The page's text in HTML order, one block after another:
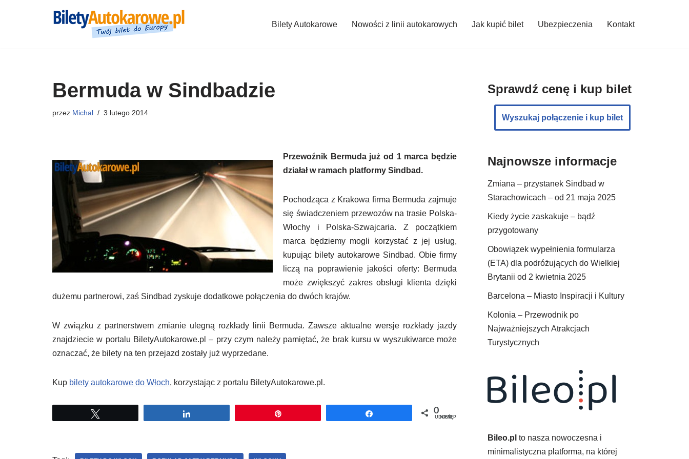
Bilety Autokarowe Nowości z linii autokarowych Jak kupić bilet Ubezpieczenia Kontakt
Bermuda w Sindbadzie
przez Michal 3 lutego 2014
Przewoźnik Bermuda już od 1 marca będzie
działał w ramach platformy Sindbad.
Pochodząca z Krakowa firma Bermuda zajmuje
się świadczeniem przewozów na trasie Polska-
Włochy i Polska-Szwajcaria. Z początkiem
marca będziemy mogli korzystać z jej usług,
kupując bilety autokarowe Sindbad. Obie firmy
liczą na poprawienie jakości oferty: Bermuda
może zwiększyć zakres obsługi klienta dzięki
dużemu partnerowi, zaś Sindbad zyskuje dodatkowe połączenia do dwóch krajów.
W związku z partnerstwem zmianie ulegną rozkłady linii Bermuda. Zawsze aktualne wersje rozkłady jazdy
znajdziecie w portalu BiletyAutokarowe.pl – przy czym należy pamiętać, że brak kursu w wyszukiwarce może
oznaczać, że bilety na ten przejazd zostały już wyprzedane.
Kup bilety autokarowe do Włoch, korzystając z portalu BiletyAutokarowe.pl.
0
UDOSTĘPNIEŃ
Sprawdź cenę i kup bilet
Wyszukaj połączenie i kup bilet
Najnowsze informacje
Zmiana – przystanek Sindbad w
Starachowicach – od 21 maja 2025
Kiedy życie zaskakuje – bądź
przygotowany
Obowiązek wypełnienia formularza
(ETA) dla podróżujących do Wielkiej
Brytanii od 2 kwietnia 2025
Barcelona – Miasto Inspiracji i Kultury
Kolonia – Przewodnik po
Najważniejszych Atrakcjach
Turystycznych
Bileo.pl to nasza nowoczesna i
minimalistyczna platforma, na której